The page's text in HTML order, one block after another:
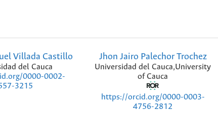
Villada Castillo
del Cauca
0000-0002-
3215
Jhon Jairo Palechor Trochez
Universidad del Cauca,University
of Cauca
https://orcid.org/0000-0003-
4756-2812